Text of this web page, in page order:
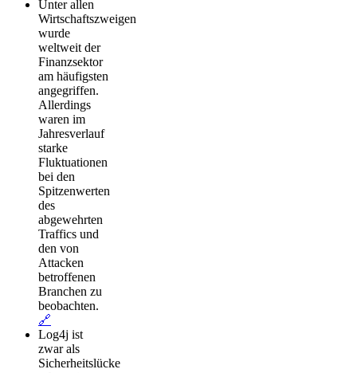
Unter allen
Wirtschaftszweigen
wurde
weltweit der
Finanzsektor
am häufigsten
angegriffen.
Allerdings
waren im
Jahresverlauf
starke
Fluktuationen
bei den
Spitzenwerten
des
abgewehrten
Traffics und
den von
Attacken
betroffenen
Branchen zu
beobachten.
🔗
Log4j ist
zwar als
Sicherheitslücke